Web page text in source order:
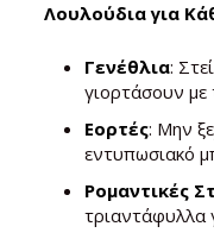
Λουλούδια για
Γενέθλια:
γιορτάσουν
Εορτές: Μην
εντυπωσιακό
Ρομαντικές
τριαντάφυλλα